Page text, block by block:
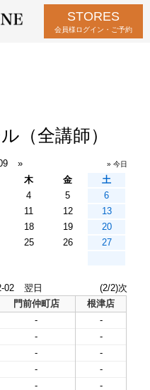
STORES
会員様ログイン・ご予約
（全講師）
» » 今日
木 金
土
4 5
6
11 12
13
18 19
20
25 26
27
02 翌日
(2/2)次
門前仲町店
根津店
-
-
-
-
-
-
-
-
-
-